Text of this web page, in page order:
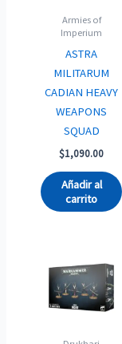
Armies of
Imperium
ASTRA
MILITARUM
CADIAN HEAVY
WEAPONS
SQUAD
$1,090.00
Añadir al
carrito